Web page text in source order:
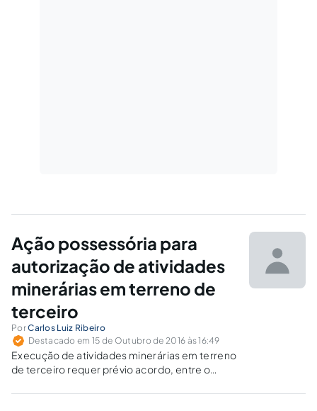
Ação possessória para
autorização de atividades
minerárias em terreno de
terceiro
PorCarlos Luiz Ribeiro
Destacado em 15 de Outubro de 2016 às 16:49
Execução de atividades minerárias em terreno
de terceiro requer prévio acordo, entre o
terreno. O rito dessa ação possessória,